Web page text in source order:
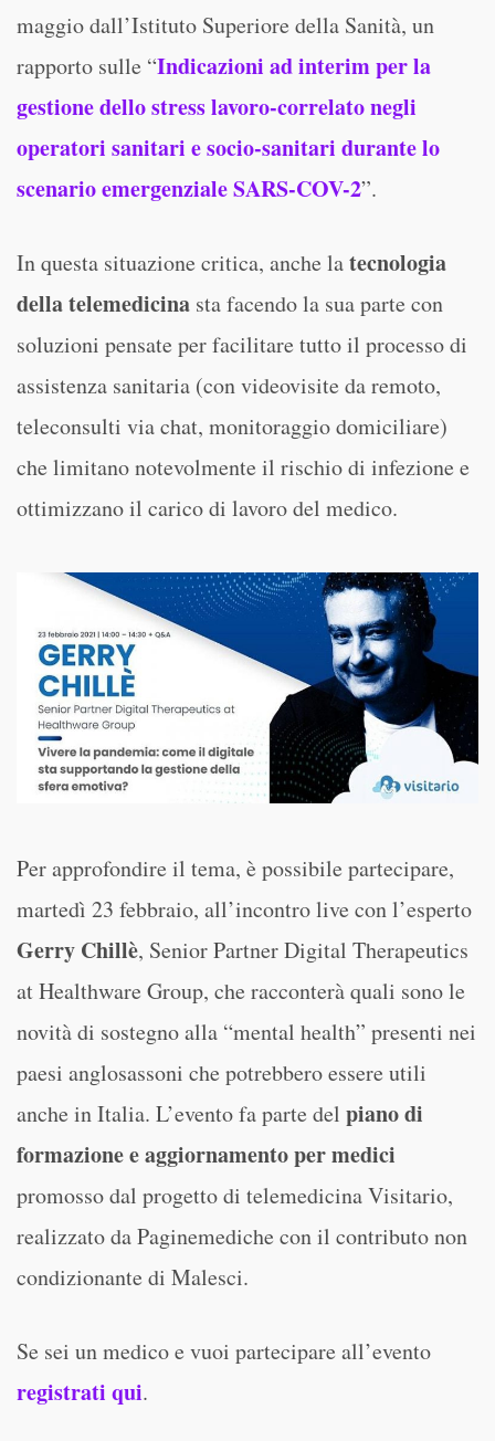
maggio dall’Istituto Superiore della Sanità, un
rapporto sulle “Indicazioni ad interim per la
gestione dello stress lavoro-correlato negli
operatori sanitari e socio-sanitari durante lo
scenario emergenziale SARS-COV-2”.
In questa situazione critica, anche latecnologia
della telemedicina sta facendo la sua parte con
soluzioni pensate per facilitare tutto il processo di
assistenza sanitaria (con videovisite da remoto,
teleconsulti via chat, monitoraggio domiciliare)
che limitano notevolmente il rischio di infezione e
ottimizzano il carico di lavoro del medico.
Per approfondire il tema, è possibile partecipare,
martedì 23 febbraio, all’incontro live con l’esperto
Gerry Chillè, Senior Partner Digital Therapeutics
at Healthware Group, che racconterà quali sono le
novità di sostegno alla “mental health” presenti nei
paesi anglosassoni che potrebbero essere utili
anche in Italia. L’evento fa parte del piano di
formazione e aggiornamento per medici
promosso dal progetto di telemedicina Visitario,
realizzato da Paginemediche con il contributo non
condizionante di Malesci.
Se sei un medico e vuoi partecipare all’evento
registrati qui.